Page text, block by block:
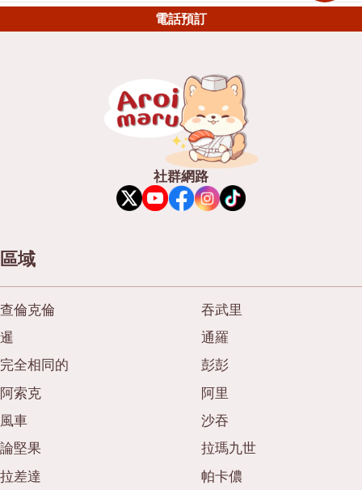
電話預訂
社群網路
區域
查倫克倫
吞武里
暹
通羅
完全相同的
彭彭
阿索克
阿里
風車
沙吞
論堅果
拉瑪九世
拉差達
帕卡儂